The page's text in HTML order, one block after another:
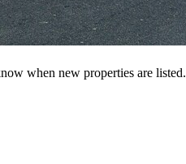
when new properties are listed.